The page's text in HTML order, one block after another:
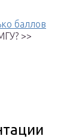
баллов
>>